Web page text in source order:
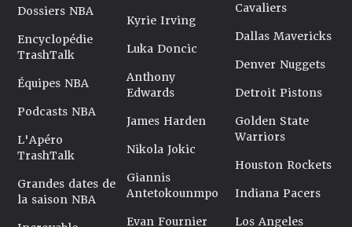
Dossiers NBA
Encyclopédie
TrashTalk
Équipes NBA
Podcasts NBA
L'Apéro
TrashTalk
Grandes dates de
la saison NBA
Kyrie Irving
Luka Doncic
Anthony
Edwards
James Harden
Nikola Jokic
Giannis
Antetokounmpo
Evan Fournier
Cavaliers
Dallas Mavericks
Denver Nuggets
Detroit Pistons
Golden State
Warriors
Houston Rockets
Indiana Pacers
Los Angeles